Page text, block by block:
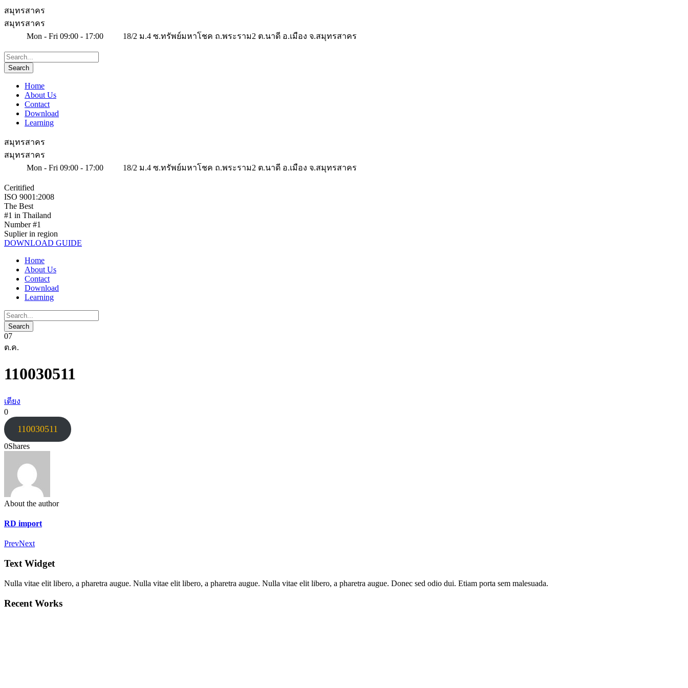
สมุทรสาคร
สมุทรสาคร
Mon - Fri 09:00 - 17:00
18/2 ม.4 ซ.ทรัพย์มหาโชค ถ.พระราม2 ต.นาดี อ.เมือง จ.สมุทรสาคร
Home
About Us
Contact
Download
Learning
สมุทรสาคร
สมุทรสาคร
Mon - Fri 09:00 - 17:00
18/2 ม.4 ซ.ทรัพย์มหาโชค ถ.พระราม2 ต.นาดี อ.เมือง จ.สมุทรสาคร
Ceritified
ISO 9001:2008
The Best
#1 in Thailand
Number #1
Suplier in region
DOWNLOAD GUIDE
Home
About Us
Contact
Download
Learning
07
ต.ค.
110030511
เตียง
0
110030511
0Shares
About the author
RD import
PrevNext
Text Widget
Nulla vitae elit libero, a pharetra augue. Nulla vitae elit libero, a pharetra augue. Nulla vitae elit libero, a pharetra augue. Donec sed odio dui. Etiam porta sem malesuada.
Recent Works